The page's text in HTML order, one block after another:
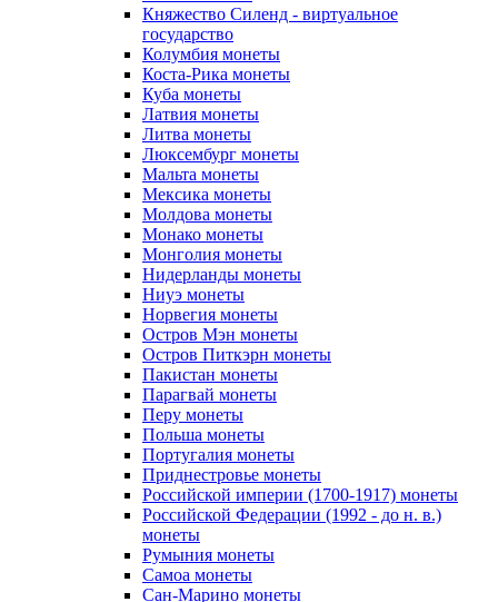
Княжество Силенд - виртуальное
государство
Колумбия монеты
Коста-Рика монеты
Куба монеты
Латвия монеты
Литва монеты
Люксембург монеты
Мальта монеты
Мексика монеты
Молдова монеты
Монако монеты
Монголия монеты
Нидерланды монеты
Ниуэ монеты
Норвегия монеты
Остров Мэн монеты
Остров Питкэрн монеты
Пакистан монеты
Парагвай монеты
Перу монеты
Польша монеты
Португалия монеты
Приднестровье монеты
Российской империи (1700-1917) монеты
Российской Федерации (1992 - до н. в.)
монеты
Румыния монеты
Самоа монеты
Сан-Марино монеты